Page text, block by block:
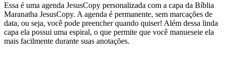
Essa é uma agenda JesusCopy personalizada com a capa da Bíblia
Maranatha JesusCopy. A agenda é permanente, sem marcações de
data, ou seja, você pode preencher quando quiser! Além dessa linda
capa ela possui uma espiral, o que permite que você manueseie ela
mais facilmente durante suas anotações.